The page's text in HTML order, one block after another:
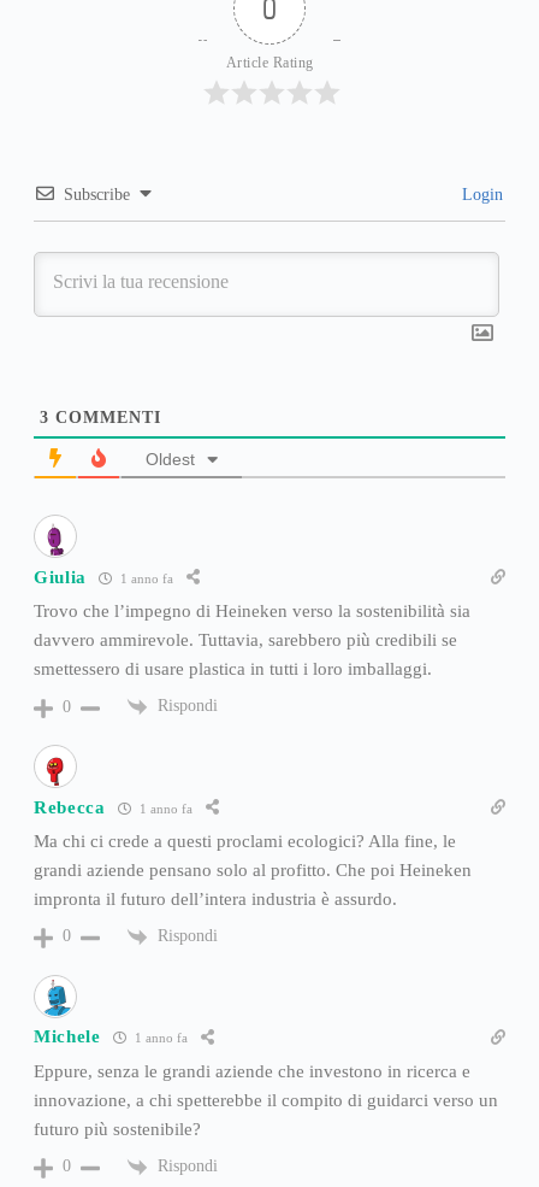
0
Article Rating
Subscribe Login
3 COMMENTI
Oldest
Giulia 1 anno fa
Trovo che l’impegno di Heineken verso la sostenibilità sia
davvero ammirevole. Tuttavia, sarebbero più credibili se
smettessero di usare plastica in tutti i loro imballaggi.
0 Rispondi
Rebecca 1 anno fa
Ma chi ci crede a questi proclami ecologici? Alla fine, le
grandi aziende pensano solo al profitto. Che poi Heineken
impronta il futuro dell’intera industria è assurdo.
0 Rispondi
Michele 1 anno fa
Eppure, senza le grandi aziende che investono in ricerca e
innovazione, a chi spetterebbe il compito di guidarci verso un
futuro più sostenibile?
0 Rispondi